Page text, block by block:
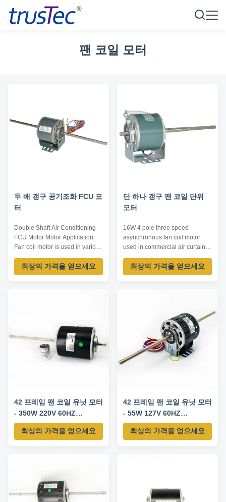
팬 코일 모터
두 배 갱구 공기조화 FCU 모
터
Double Shaft Air Conditioning
FCU Motor Motor Application:
Fan coil motor is used in various
fan coil unit, including indoor fan
coil unit of central air
conditioner, kinds of high static
최상의 가격을 얻으세요
단 하나 갱구 팬 코일 단위
모터
16W 4 pole three speed
asynchronous fan coil motor
used in commercial air curtain
machine Motor Application: Fan
coil Indoor unit of ceil aircon
Central aircon EVEs
Number Voltage /V Frequency
/Hz Power /W Current /A ...
최상의 가격을 얻으세요
42 프레임 팬 코일 유닛 모터
- 350W 220V 60HZ
1550RPM/5SPD CW-LE
최상의 가격을 얻으세요
42 프레임 팬 코일 유닛 모터
- 55W 127V 60HZ
1100RPM / 3SPD CCW-LE
최상의 가격을 얻으세요